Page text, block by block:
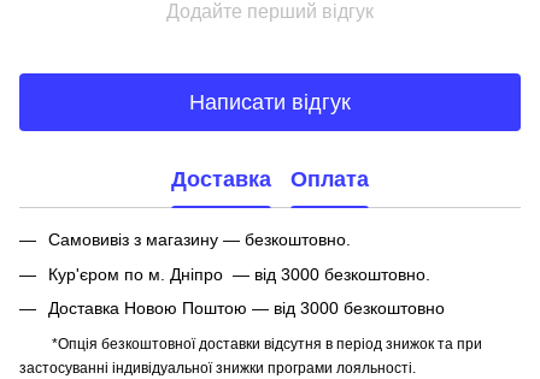
Додайте перший відгук
Написати відгук
Доставка Оплата
Самовивіз з магазину — безкоштовно.
Кур'єром по м. Дніпро — від 3000 безкоштовно.
Доставка Новою Поштою — від 3000 безкоштовно
*Опція безкоштовної доставки відсутня в період знижок та при
застосуванні індивідуальної знижки програми лояльності.